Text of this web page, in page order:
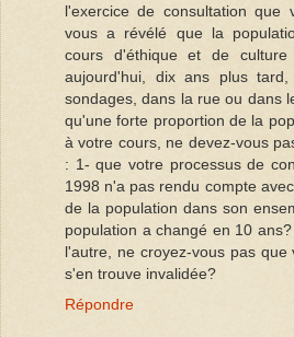
l'exercice de consultation que
vous a révélé que la
cours d'éthique et de culture
aujourd'hui, dix ans plus
sondages, dans la rue ou dans
qu'une forte proportion de la
à votre cours, ne devez-vous
: 1- que votre processus de
1998 n'a pas rendu compte
de la population dans son
population a changé en 10
l'autre, ne croyez-vous pas
s'en trouve invalidée?
Répondre